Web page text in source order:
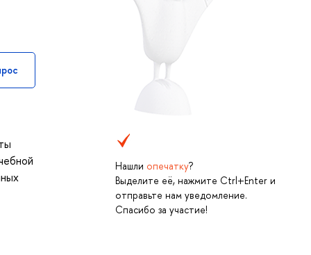
Нашли опечатку?
Выделите её, нажмите Ctrl+Enter и
отправьте нам уведомление.
Спасибо за участие!